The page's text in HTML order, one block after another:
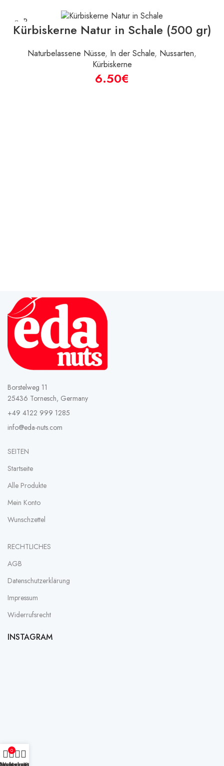
SOLD
OUT
Kürbiskerne Natur in Schale (500 gr)
Naturbelassene Nüsse, In der Schale, Nussarten,
Kürbiskerne
€
Borstelweg 11
25436 Tornesch, Germany
+49 4122 999 1285
info@eda-nuts.com
SEITEN
Startseite
Alle Produkte
Mein Konto
Wunschzettel
RECHTLICHES
AGB
Datenschutz­erklärung
Impressum
Widerrufsrecht
INSTAGRAM
0
Wunschzettel
Mein Konto